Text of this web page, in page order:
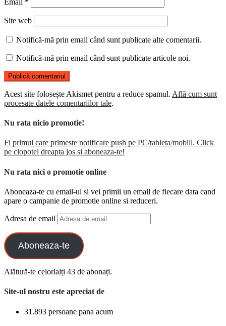
Email *
Site web
Notifică-mă prin email când sunt publicate alte comentarii.
Notifică-mă prin email când sunt publicate articole noi.
Acest site folosește Akismet pentru a reduce spamul. Află cum sunt
procesate datele comentariilor tale.
Nu rata nicio promotie!
Fi primul care primeste notificare push pe PC/tableta/mobill. Click
pe clopotel dreapta jos si aboneaza-te!
Nu rata nici o promotie online
Aboneaza-te cu email-ul si vei primii un email de fiecare data cand
apare o campanie de promotie online si reduceri.
Adresa de email
Aboneaza-te
Alătură-te celorlalți 43 de abonați.
Site-ul nostru este apreciat de
31.893 persoane pana acum